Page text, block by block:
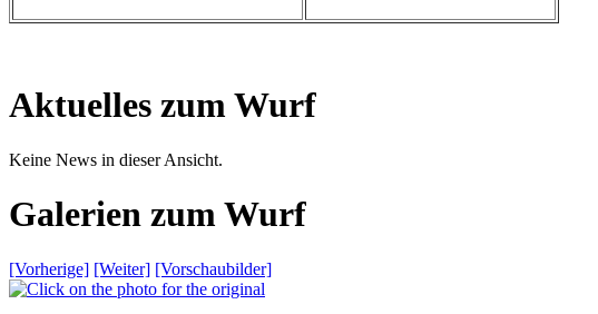
Aktuelles zum Wurf
Keine News in dieser Ansicht.
Galerien zum Wurf
[Vorherige] [Weiter] [Vorschaubilder]